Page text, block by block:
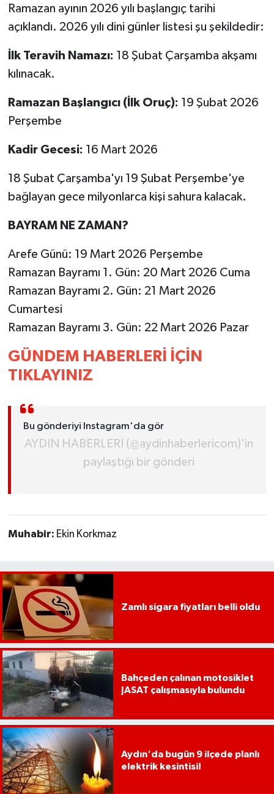
Ramazan ayının 2026 yılı başlangıç tarihi
açıklandı. 2026 yılı dini günler listesi şu şekildedir:
İlk Teravih Namazı: 18 Şubat Çarşamba akşamı
kılınacak.
Ramazan Başlangıcı (İlk Oruç): 19 Şubat 2026
Perşembe
Kadir Gecesi: 16 Mart 2026
18 Şubat Çarşamba'yı 19 Şubat Perşembe'ye
bağlayan gece milyonlarca kişi sahura kalacak.
BAYRAM NE ZAMAN?
Arefe Günü: 19 Mart 2026 Perşembe
Ramazan Bayramı 1. Gün: 20 Mart 2026 Cuma
Ramazan Bayramı 2. Gün: 21 Mart 2026
Cumartesi
Ramazan Bayramı 3. Gün: 22 Mart 2026 Pazar
GÜNDEM HABERLERİ İÇİN
TIKLAYINIZ
Bu gönderiyi Instagram'da gör
AYDIN HABERLERİ (@aydinhaberlericom)'in
paylaştığı bir gönderi
Muhabir: Ekin Korkmaz
Zamlı sigara fiyatları belli oldu
Bahçeden çalınan motosiklet
JASAT çalışmasıyla bulundu
Aydın'da bugün 9 ilçede planlı
elektrik kesintisi!
HABERDE İNSAN
KÜLTÜR SANAT
ÖZEL HABER
SAĞLIK
ŞİRKET HABERLERİ
TEKNOLOJİ
YAŞAM
YEREL
AFYON
AYDIN
MUĞLA
UŞAK
YURT